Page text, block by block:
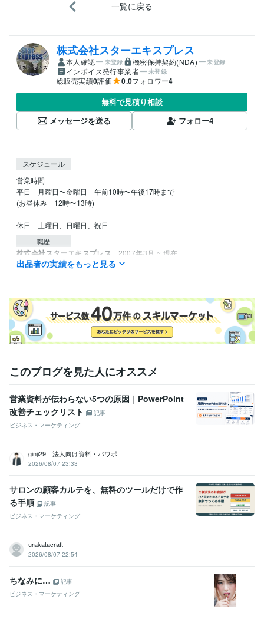
一覧に戻る
株式会社スターエキスプレス
本人確認 未登録 機密保持契約(NDA) 未登録
インボイス発行事業者 未登録
総販売実績0評価 0.0フォロワー4
無料で見積り相談
メッセージを送る
フォロー4
スケジュール
営業時間
平日　月曜日〜金曜日　午前10時〜午後17時まで
(お昼休み　12時〜13時)
休日　土曜日、日曜日、祝日
職歴
株式会社スターエキスプレス 2007年3月 ~ 現在
減
貿易アドバイス
語学力
英語 ネイティブレベル
出品者の実績をもっと見る
このブログを見た人にオススメ
営業資料が伝わらない5つの原因｜PowerPoint
改善チェックリスト
記事
ビジネス・マーケティング
ginji29｜法人向け資料・パワポ
2026/08/07 23:33
サロンの顧客カルテを、無料のツールだけで作
る手順
記事
ビジネス・マーケティング
urakatacraft
2026/08/07 22:54
ちなみに…
記事
ビジネス・マーケティング